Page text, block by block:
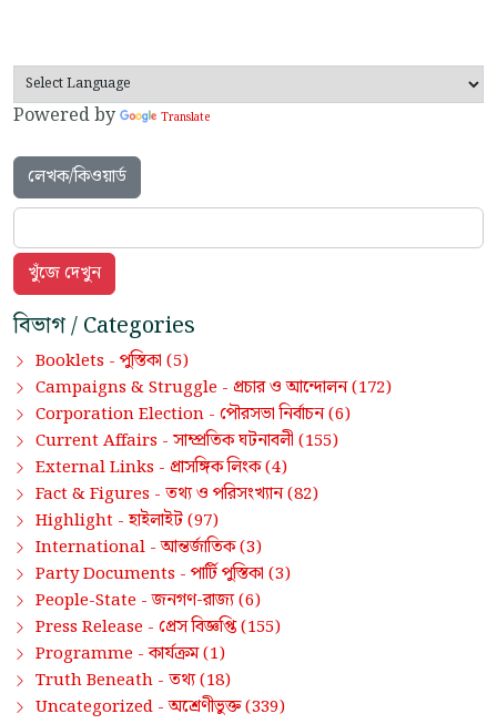
Powered by Translate
লেখক/কিওয়ার্ড
বিভাগ / Categories
Booklets - পুস্তিকা (5)
Campaigns & Struggle - প্রচার ও আন্দোলন(172)
Corporation Election - পৌরসভা নির্বাচন(6)
Current Affairs - সাম্প্রতিক ঘটনাবলী (155)
External Links - প্রাসঙ্গিক লিংক(4)
Fact & Figures - তথ্য ও পরিসংখ্যান(82)
Highlight -হাইলাইট(97)
International -আন্তর্জাতিক(3)
Party Documents - পার্টি পুস্তিকা (3)
People-State -জনগণ-রাজ্য(6)
Press Release - প্রেস বিজ্ঞপ্তি(155)
Programme -কার্যক্রম(1)
Truth Beneath - তথ্য(18)
Uncategorized -অশ্রেণীভুক্ত(339)